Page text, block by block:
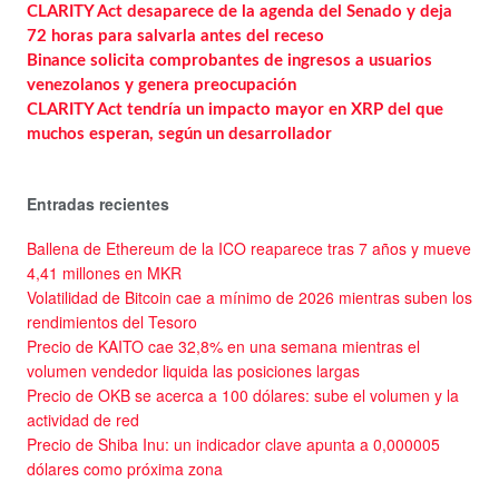
CLARITY Act desaparece de la agenda del Senado y deja
72 horas para salvarla antes del receso
Binance solicita comprobantes de ingresos a usuarios
venezolanos y genera preocupación
CLARITY Act tendría un impacto mayor en XRP del que
muchos esperan, según un desarrollador
Entradas recientes
Ballena de Ethereum de la ICO reaparece tras 7 años y mueve
4,41 millones en MKR
Volatilidad de Bitcoin cae a mínimo de 2026 mientras suben los
rendimientos del Tesoro
Precio de KAITO cae 32,8% en una semana mientras el
volumen vendedor liquida las posiciones largas
Precio de OKB se acerca a 100 dólares: sube el volumen y la
actividad de red
Precio de Shiba Inu: un indicador clave apunta a 0,000005
dólares como próxima zona